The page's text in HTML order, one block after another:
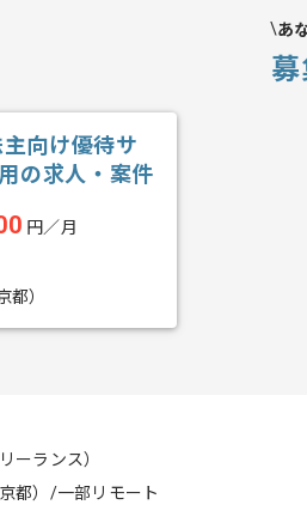
あ
主向け優待サ
の求人・案件
円／月
都）
ーランス）
都）/一部リモート